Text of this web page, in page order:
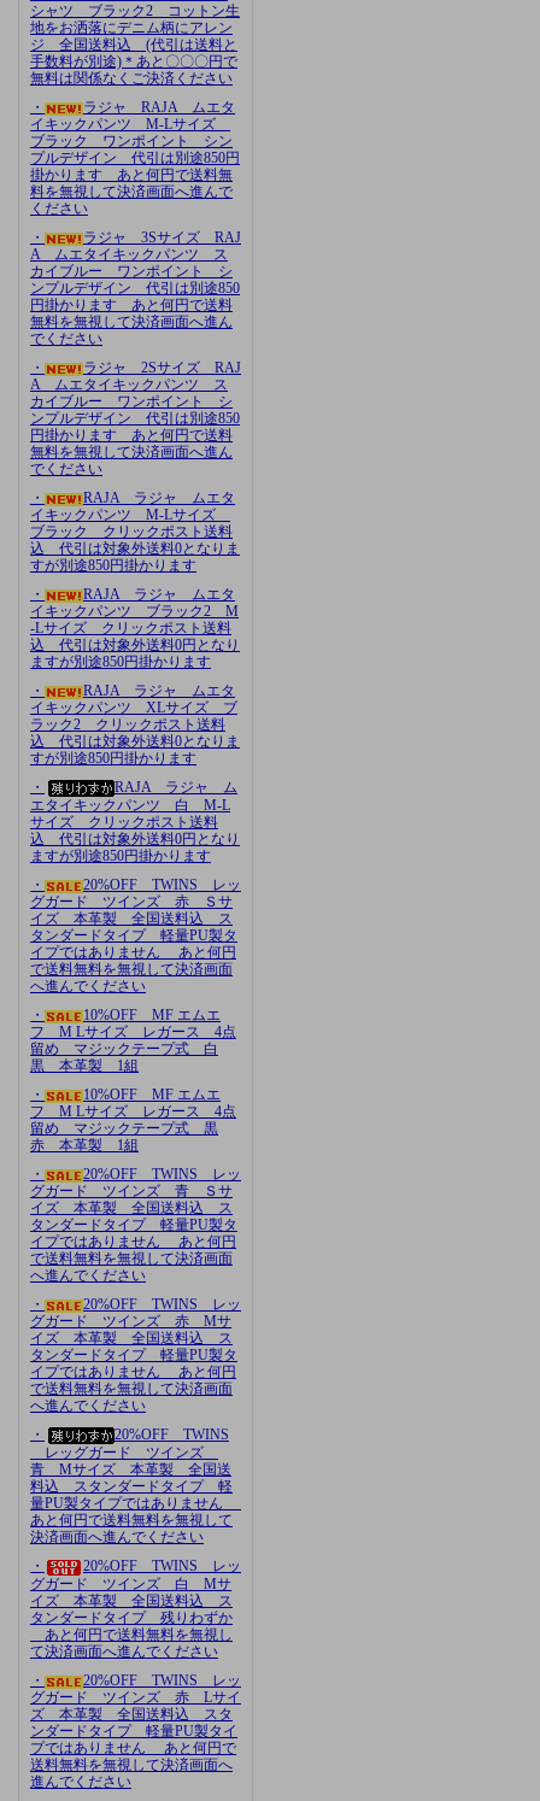
シャツ ブラック2 コットン生
地をお洒落にデニム柄にアレン
ジ 全国送料込 (代引は送料と
手数料が別途)＊あと〇〇〇円で
無料は関係なくご決済ください
・
ラジャ RAJA ムエタ
イキックパンツ M-Lサイズ
ブラック ワンポイント シン
プルデザイン 代引は別途850円
掛かります あと何円で送料無
料を無視して決済画面へ進んで
ください
・
ラジャ 3Sサイズ RAJ
A ムエタイキックパンツ ス
カイブルー ワンポイント シ
ンプルデザイン 代引は別途850
円掛かります あと何円で送料
無料を無視して決済画面へ進ん
でください
・
ラジャ 2Sサイズ RAJ
A ムエタイキックパンツ ス
カイブルー ワンポイント シ
ンプルデザイン 代引は別途850
円掛かります あと何円で送料
無料を無視して決済画面へ進ん
でください
・
RAJA ラジャ ムエタ
イキックパンツ M-Lサイズ
ブラック クリックポスト送料
込 代引は対象外送料0となりま
すが別途850円掛かります
・
RAJA ラジャ ムエタ
イキックパンツ ブラック2 M
-Lサイズ クリックポスト送料
込 代引は対象外送料0円となり
ますが別途850円掛かります
・
RAJA ラジャ ムエタ
イキックパンツ XLサイズ ブ
ラック2 クリックポスト送料
込 代引は対象外送料0となりま
すが別途850円掛かります
・
RAJA ラジャ ム
エタイキックパンツ 白 M-L
サイズ クリックポスト送料
込 代引は対象外送料0円となり
ますが別途850円掛かります
・
20%OFF TWINS レッ
グガード ツインズ 赤 Ｓサ
イズ 本革製 全国送料込 ス
タンダードタイプ 軽量PU製タ
イプではありません あと何円
で送料無料を無視して決済画面
へ進んでください
・
10%OFF MF エムエ
フ M Lサイズ レガース 4点
留め マジックテープ式 白
黒 本革製 1組
・
10%OFF MF エムエ
フ M Lサイズ レガース 4点
留め マジックテープ式 黒
赤 本革製 1組
・
20%OFF TWINS レッ
グガード ツインズ 青 Ｓサ
イズ 本革製 全国送料込 ス
タンダードタイプ 軽量PU製タ
イプではありません あと何円
で送料無料を無視して決済画面
へ進んでください
・
20%OFF TWINS レッ
グガード ツインズ 赤 Mサ
イズ 本革製 全国送料込 ス
タンダードタイプ 軽量PU製タ
イプではありません あと何円
で送料無料を無視して決済画面
へ進んでください
・
20%OFF TWINS
レッグガード ツインズ
青 Mサイズ 本革製 全国送
料込 スタンダードタイプ 軽
量PU製タイプではありません
あと何円で送料無料を無視して
決済画面へ進んでください
・
20%OFF TWINS レッ
グガード ツインズ 白 Mサ
イズ 本革製 全国送料込 ス
タンダードタイプ 残りわずか
あと何円で送料無料を無視し
て決済画面へ進んでください
・
20%OFF TWINS レッ
グガード ツインズ 赤 Lサイ
ズ 本革製 全国送料込 スタ
ンダードタイプ 軽量PU製タイ
プではありません あと何円で
送料無料を無視して決済画面へ
進んでください